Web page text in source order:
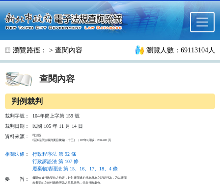
跳至主要內容
瀏覽路徑： > 查閱內容 瀏覽人數：69113104人
查閱內容
判例裁判
裁判字號：
104年簡上字第 159 號
裁判日期：
民國 105 年 11 月 14 日
資料來源：
司法院
行政程序法裁判要旨彙編（十三）（107年4月版）200-205 頁
相關法條 ：
行政程序法 第 92 條
行政訴訟法 第 107 條
廢棄物清理法 第 15、16、17、18、4 條
要
旨：
機關依據行政契約之約定，針對廠商違約行為所為之記點行為，乃以廠商
未盡契約之給付義務所為之意思表示，並非行政處分。